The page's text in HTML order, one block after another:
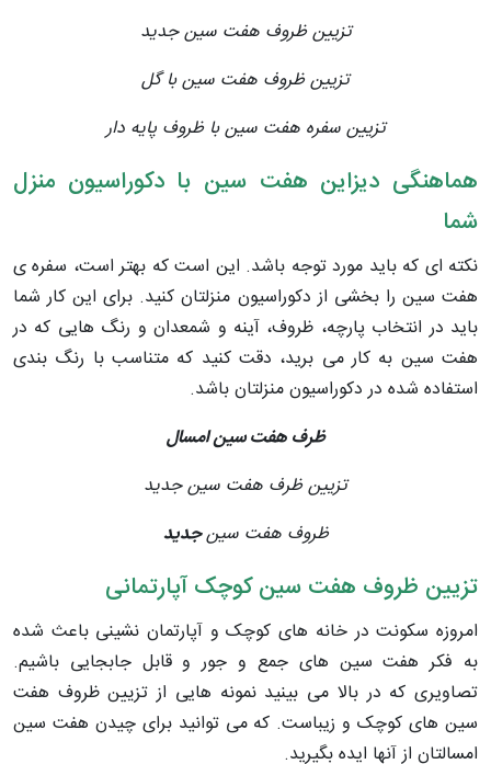
تزیین ظروف هفت سین جدید
تزیین ظروف هفت سین با گل
تزیین سفره هفت سین با ظروف پایه دار
هماهنگی دیزاین هفت سین با دکوراسیون منزل
شما
نکته ای که باید مورد توجه باشد. این است که بهتر است، سفره ی
هفت سین را بخشی از دکوراسیون منزلتان کنید. برای این کار شما
باید در انتخاب پارچه، ظروف، آینه و شمعدان و رنگ هایی که در
هفت سین به کار می برید، دقت کنید که متناسب با رنگ بندی
استفاده شده در دکوراسیون منزلتان باشد.
ظرف هفت سین امسال
تزیین ظرف هفت سین جدید
ظروف هفت سینجدید
تزیین ظروف هفت سین کوچک آپارتمانی
امروزه سکونت در خانه های کوچک و آپارتمان نشینی باعث شده
به فکر هفت سین های جمع و جور و قابل جابجایی باشیم.
تصاویری که در بالا می بینید نمونه هایی از تزیین ظروف هفت
سین های کوچک و زیباست. که می توانید برای چیدن هفت سین
امسالتان از آنها ایده بگیرید.